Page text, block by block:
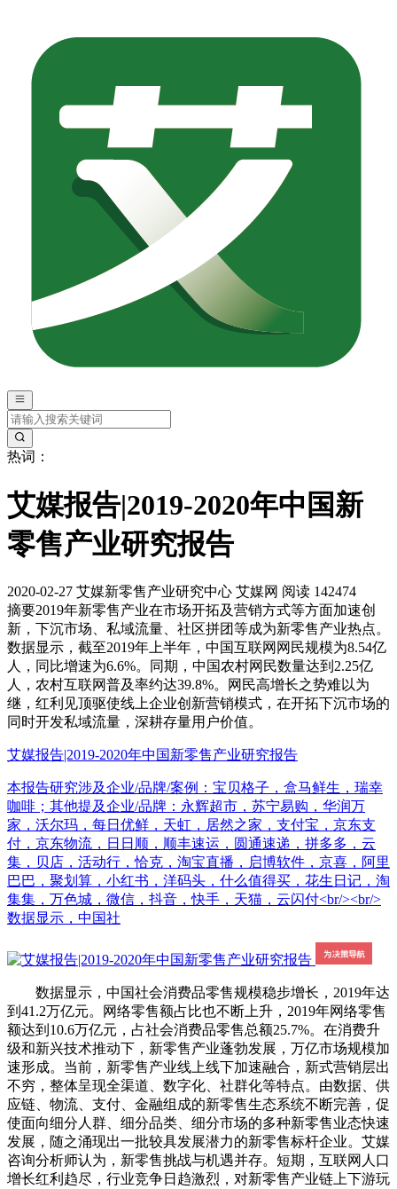
热词：
艾媒报告|2019-2020年中国新
零售产业研究报告
2020-02-27 艾媒新零售产业研究中心 艾媒网 阅读 142474
摘要2019年新零售产业在市场开拓及营销方式等方面加速创
新，下沉市场、私域流量、社区拼团等成为新零售产业热点。
数据显示，截至2019年上半年，中国互联网网民规模为8.54亿
人，同比增速为6.6%。同期，中国农村网民数量达到2.25亿
人，农村互联网普及率约达39.8%。网民高增长之势难以为
继，红利见顶驱使线上企业创新营销模式，在开拓下沉市场的
同时开发私域流量，深耕存量用户价值。
艾媒报告|2019-2020年中国新零售产业研究报告
本报告研究涉及企业/品牌/案例：宝贝格子，盒马鲜生，瑞幸
咖啡；其他提及企业/品牌：永辉超市，苏宁易购，华润万
家，沃尔玛，每日优鲜，天虹，居然之家，支付宝，京东支
付，京东物流，日日顺，顺丰速运，圆通速递，拼多多，云
集，贝店，活动行，恰克，淘宝直播，启博软件，京喜，阿里
巴巴，聚划算，小红书，洋码头，什么值得买，花生日记，淘
集集，万色城，微信，抖音，快手，天猫，云闪付<br/><br/>
数据显示，中国社
数据显示，中国社会消费品零售规模稳步增长，2019年达
到41.2万亿元。网络零售额占比也不断上升，2019年网络零售
额达到10.6万亿元，占社会消费品零售总额25.7%。在消费升
级和新兴技术推动下，新零售产业蓬勃发展，万亿市场规模加
速形成。当前，新零售产业线上线下加速融合，新式营销层出
不穷，整体呈现全渠道、数字化、社群化等特点。由数据、供
应链、物流、支付、金融组成的新零售生态系统不断完善，促
使面向细分人群、细分品类、细分市场的多种新零售业态快速
发展，随之涌现出一批较具发展潜力的新零售标杆企业。艾媒
咨询分析师认为，新零售挑战与机遇并存。短期，互联网人口
增长红利趋尽，行业竞争日趋激烈，对新零售产业链上下游玩